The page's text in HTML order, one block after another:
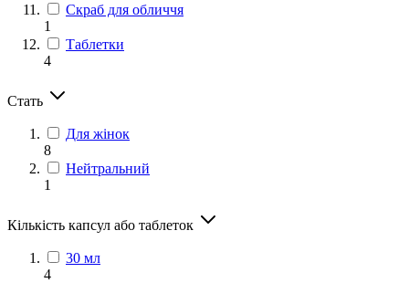
Скраб для обличчя
1
Таблетки
4
Стать
Для жінок
8
Нейтральний
1
Кількість капсул або таблеток
30 мл
4